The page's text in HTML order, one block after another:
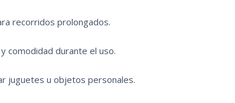
recorridos prolongados.
comodidad durante el uso.
juguetes u objetos personales.